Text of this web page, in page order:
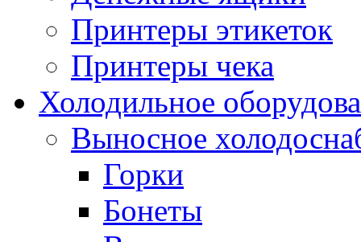
Принтеры этикеток
Принтеры чека
Холодильное
Выносное
Горки
Бонеты